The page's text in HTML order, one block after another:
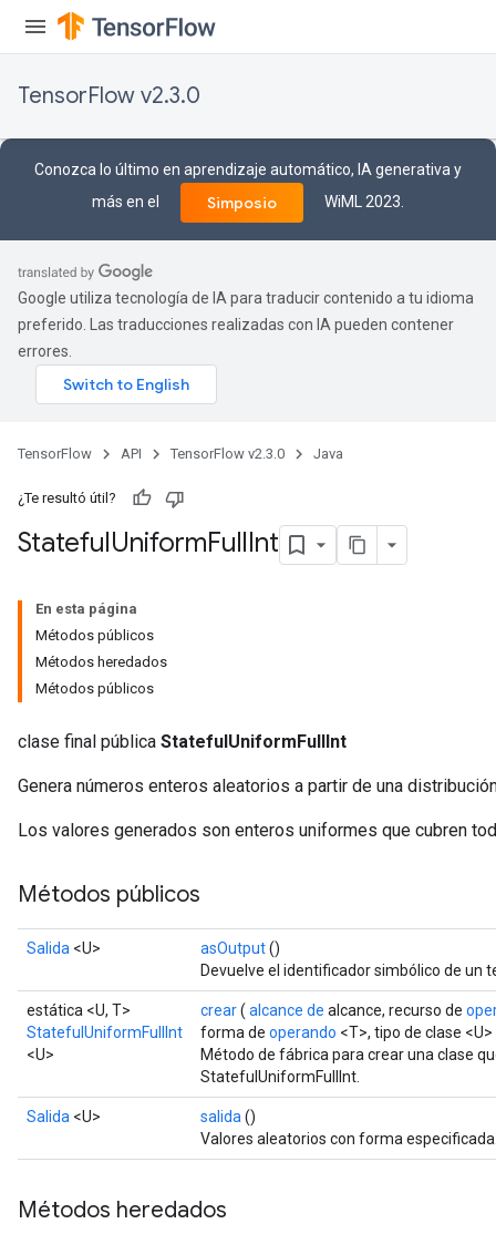
TensorFlow v2.3.0
Conozca lo último en aprendizaje automático, IA generativa y
más en el
Simposio WiML 2023.
Google utiliza tecnología de IA para traducir contenido a tu idioma
preferido. Las traducciones realizadas con IA pueden contener
errores.
TensorFlow API TensorFlow v2.3.0 Java
¿Te resultó útil?
StatefulUniformFullInt
En esta página
Métodos públicos
Métodos heredados
Métodos públicos
clase final pública StatefulUniformFullInt
Genera números enteros aleatorios a partir de una
Los valores generados son enteros uniformes que cubren
Métodos públicos
Salida <U> asOutput()
Devuelve el identificador simbólico de un
estática <U, T>
StatefulUniformFullInt
<U>
crear( alcance de alcance, recurso de
forma de operando <T>, tipo de clase <U>
Método de fábrica para crear una clase
StatefulUniformFullInt.
Salida <U> salida ()
Valores aleatorios con forma
Métodos heredados